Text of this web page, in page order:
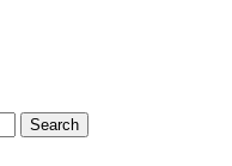
Search